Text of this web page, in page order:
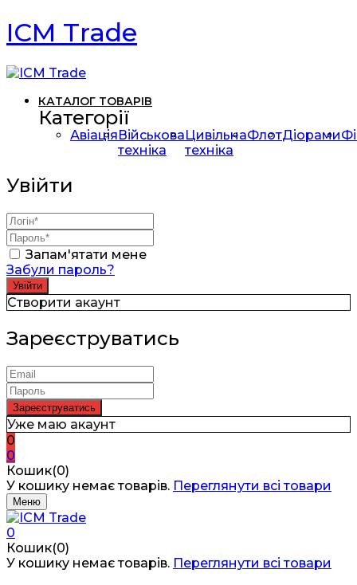
ICM Trade
КАТАЛОГ ТОВАРІВ
Категорії
АвіаціяВійськова
техніка
Цивільна
техніка
ФлотДіорами
Увійти
Запам'ятати мене
Забули пароль?
Створити акаунт
Зареєструватись
Уже маю акаунт
0
0
Кошик(0)
У кошику немає товарів. Переглянути всі товари
Меню
0
Кошик(0)
У кошику немає товарів. Переглянути всі товари